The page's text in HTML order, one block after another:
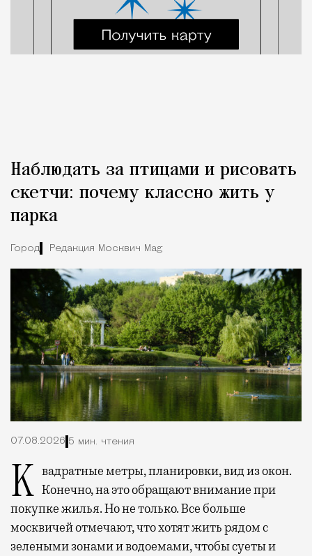
Наблюдать за птицами и рисовать
скетчи: почему классно жить у
парка
Город Редакция Москвич Mag
07.08.2026 5 мин. чтения
Квадратные метры, планировки, вид из окон. Конечно, на это обращают внимание при
покупке жилья. Но не только. Все больше
москвичей отмечают, что хотят жить рядом с
зелеными зонами и водоемами, чтобы суеты и